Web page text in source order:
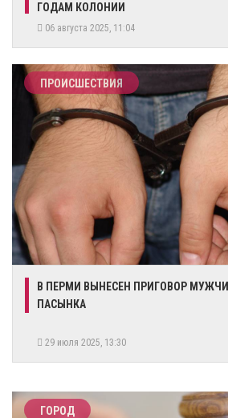
ГОДАМ КОЛОНИИ
06 августа 2025, 11:04
ПРОИСШЕСТВИЯ
В ПЕРМИ ВЫНЕСЕН ПРИГОВОР
ПАСЫНКА
29 июля 2025, 13:30
ГОРОД